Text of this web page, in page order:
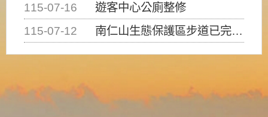
115-07-16
遊客中心公廁整修
115-07-12
南仁山生態保護區步道已完成修復，自115年7月13日（星期一）起恢復開放入園，歡迎民眾依規定申請入園....